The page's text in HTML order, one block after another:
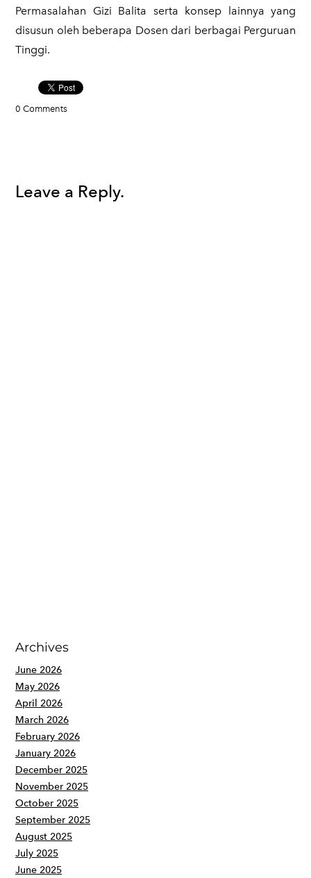
Permasalahan Gizi Balita serta konsep lainnya yang
disusun oleh beberapa Dosen dari berbagai Perguruan
Tinggi.
0 Comments
Leave a Reply.
Archives
June 2026
May 2026
April 2026
March 2026
February 2026
January 2026
December 2025
November 2025
October 2025
September 2025
August 2025
July 2025
June 2025